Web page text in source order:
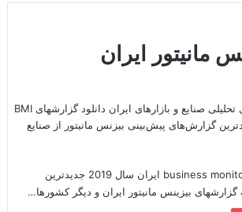
مانیتور ایران
دانلود گزارش های business monitor ایران سال 2019 جدیدترین